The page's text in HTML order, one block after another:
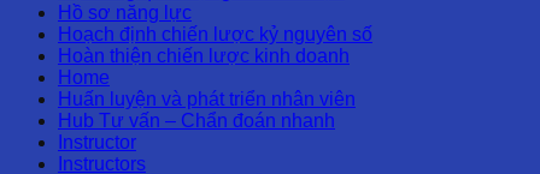
Hồ sơ năng lực
Hoạch định chiến lược kỷ nguyên số
Hoàn thiện chiến lược kinh doanh
Home
Huấn luyện và phát triển nhân viên
Hub Tư vấn – Chẩn đoán nhanh
Instructor
Instructors